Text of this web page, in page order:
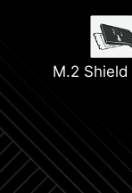
M.2 Shield